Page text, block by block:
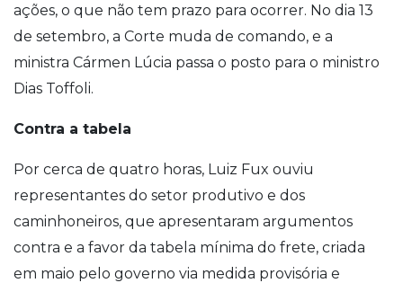
ações, o que não tem prazo para ocorrer. No dia 13
de setembro, a Corte muda de comando, e a
ministra Cármen Lúcia passa o posto para o ministro
Dias Toffoli.
Contra a tabela
Por cerca de quatro horas, Luiz Fux ouviu
representantes do setor produtivo e dos
caminhoneiros, que apresentaram argumentos
contra e a favor da tabela mínima do frete, criada
em maio pelo governo via medida provisória e